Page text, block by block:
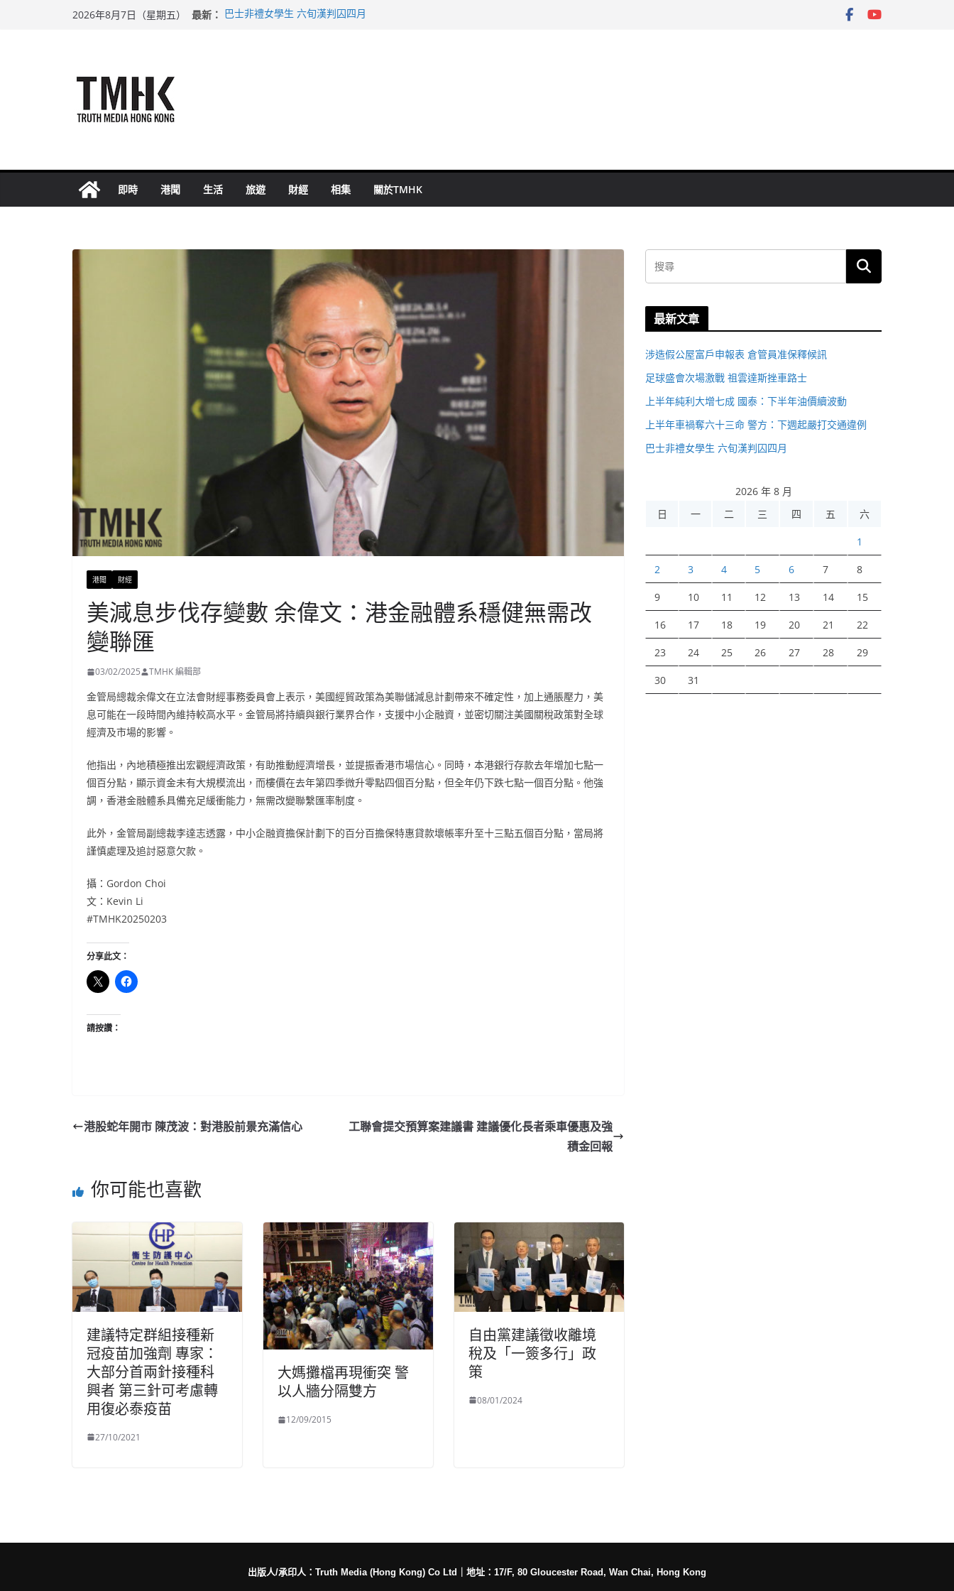
2026年8月7日（星期五） 最新： 巴士非禮女學生 六旬漢判囚四月
即時 港聞 生活 旅遊 財經 相集 關於TMHK
港聞 財經
美減息步伐存變數 余偉文：港金融體系穩健無需改
變聯匯
03/02/2025 TMHK 編輯部
金管局總裁余偉文在立法會財經事務委員會上表示，美國經貿政策為美聯儲減息計劃帶來不確定性，加上通脹壓力，美
息可能在一段時間內維持較高水平。金管局將持續與銀行業界合作，支援中小企融資，並密切關注美國關稅政策對全球
經濟及市場的影響。
他指出，內地積極推出宏觀經濟政策，有助推動經濟增長，並提振香港市場信心。同時，本港銀行存款去年增加七點一
個百分點，顯示資金未有大規模流出，而樓價在去年第四季微升零點四個百分點，但全年仍下跌七點一個百分點。他強
調，香港金融體系具備充足緩衝能力，無需改變聯繫匯率制度。
此外，金管局副總裁李達志透露，中小企融資擔保計劃下的百分百擔保特惠貸款壞帳率升至十三點五個百分點，當局將
謹慎處理及追討惡意欠款。
攝：Gordon Choi
文：Kevin Li
#TMHK20250203
分享此文：
請按讚：
港股蛇年開市 陳茂波：對港股前景充滿信心
工聯會提交預算案建議書 建議優化長者乘車優惠及強
積金回報
你可能也喜歡
建議特定群組接種新
冠疫苗加強劑 專家：
大部分首兩針接種科
興者 第三針可考慮轉
用復必泰疫苗
27/10/2021
大媽攤檔再現衝突 警
以人牆分隔雙方
12/09/2015
自由黨建議徵收離境
稅及「一簽多行」政
策
08/01/2024
最新文章
涉造假公屋富戶申報表 倉管員准保釋候訊
足球盛會次場激戰 祖雲達斯挫車路士
上半年純利大增七成 國泰：下半年油價續波動
上半年車禍奪六十三命 警方：下週起嚴打交通違例
巴士非禮女學生 六旬漢判囚四月
2026 年 8 月
日
一 二 三 四 五 六
1
2 3 4 5 6 7 8
9 10 11 12 13 14 15
16 17 18 19 20 21 22
23 24 25 26 27 28 29
30 31
出版人/承印人：Truth Media (Hong Kong) Co Ltd 地址：17/F, 80 Gloucester Road, Wan Chai, Hong Kong